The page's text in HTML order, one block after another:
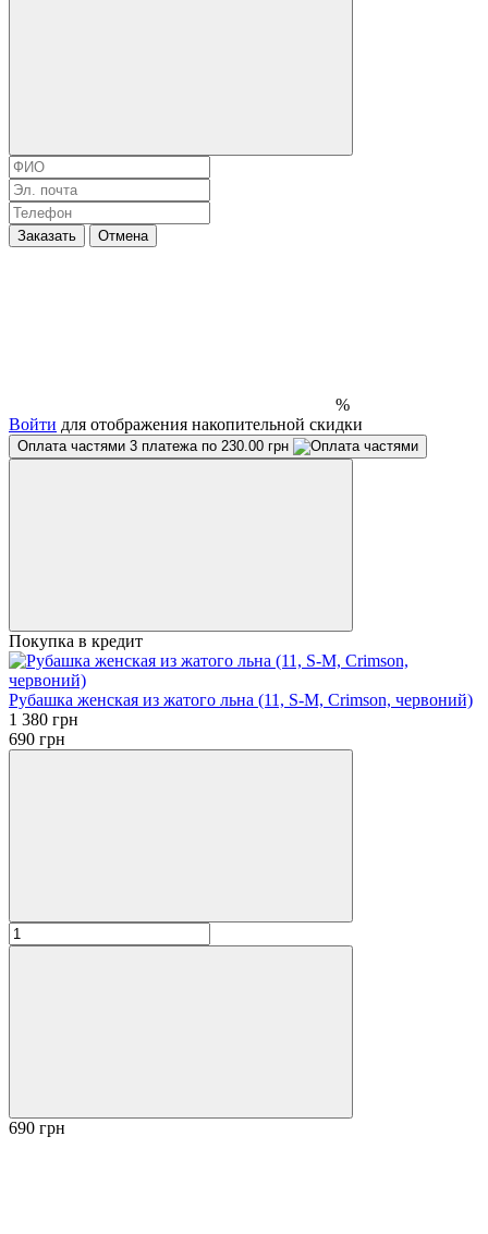
Заказать Отмена
%
Войти для отображения накопительной скидки
Оплата частями 3 платежа по 230.00 грн
Покупка в кредит
Рубашка женская из жатого льна (11, S-M, Crimson, червоний)
1 380 грн
690 грн
690 грн